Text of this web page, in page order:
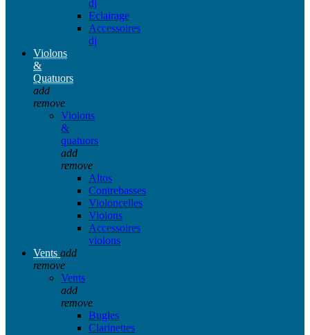
dj
Eclairage
Accessoires
dj
Violons
&
Quatuors
add
remove
Violons
&
quatuors
add
remove
Altos
Contrebasses
Violoncelles
Violons
Accessoires
violons
Vents add
remove
Vents
add
remove
Bugles
Clarinettes